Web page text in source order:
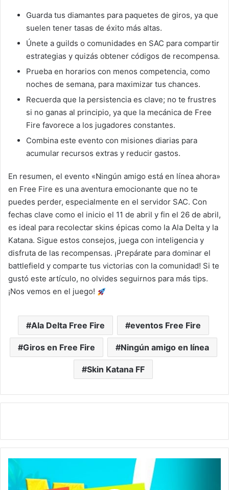
Guarda tus diamantes para paquetes de giros, ya que
suelen tener tasas de éxito más altas.
Únete a guilds o comunidades en SAC para compartir
estrategias y quizás obtener códigos de recompensa.
Prueba en horarios con menos competencia, como
noches de semana, para maximizar tus chances.
Recuerda que la persistencia es clave; no te frustres
si no ganas al principio, ya que la mecánica de Free
Fire favorece a los jugadores constantes.
Combina este evento con misiones diarias para
acumular recursos extras y reducir gastos.
En resumen, el evento «Ningún amigo está en línea ahora»
en Free Fire es una aventura emocionante que no te
puedes perder, especialmente en el servidor SAC. Con
fechas clave como el inicio el 11 de abril y fin el 26 de abril,
es ideal para recolectar skins épicas como la Ala Delta y la
Katana. Sigue estos consejos, juega con inteligencia y
disfruta de las recompensas. ¡Prepárate para dominar el
battlefield y comparte tus victorias con la comunidad! Si te
gustó este artículo, no olvides seguirnos para más tips.
¡Nos vemos en el juego!
Ala Delta Free Fire eventos Free Fire
Giros en Free Fire Ningún amigo en línea
Skin Katana FF
¡Nuevo
Evento
Auronplay